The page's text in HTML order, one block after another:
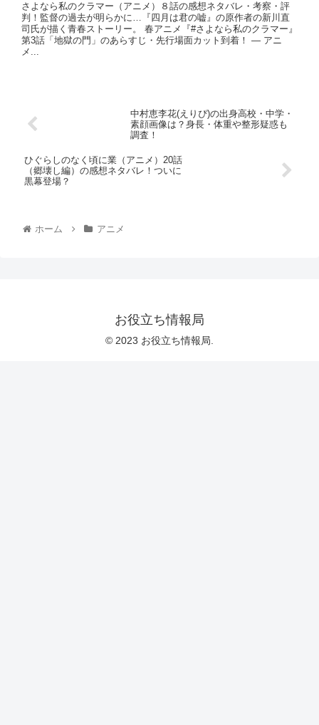
さよなら私のクラマー（アニメ）８話の感想ネタバレ・考察・評
判！監督の過去が明らかに…『四月は君の嘘』の原作者の新川直
司氏が描く青春ストーリー。 春アニメ『#さよなら私のクラマー』
第3話「地獄の門」のあらすじ・先行場面カット到着！ — アニ
メ...
中村恵李花(えりぴ)の出身高校・中学・
素顔画像は？身長・体重や整形疑惑も
調査！
ひぐらしのなく頃に業（アニメ）20話
（郷壊し編）の感想ネタバレ！ついに
黒幕登場？
ホーム アニメ
お役立ち情報局
© 2023 お役立ち情報局.